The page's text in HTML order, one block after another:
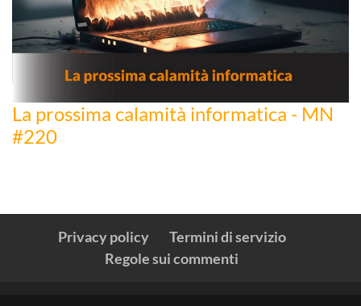
La prossima calamità informatica - MN
#220
Privacy policy
Termini di servizio
Regole sui commenti